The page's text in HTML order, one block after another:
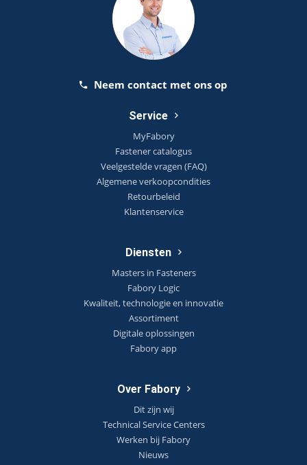
Neem contact met ons op
Service
MyFabory
Fastener catalogus
Veelgestelde vragen (FAQ)
Algemene verkoopcondities
Retourbeleid
Klantenservice
Diensten
Masters in Fasteners
Fabory Logic
Kwaliteit, technologie en innovatie
Assortiment
Digitale oplossingen
Fabory app
Over Fabory
Dit zijn wij
Technical Service Centers
Werken bij Fabory
Nieuws